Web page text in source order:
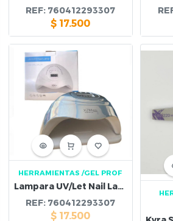
REF: 760412293307
$ 17.500
HERRAMIENTAS /GEL PROF
Lampara UV/Let Nail Lamp 168 w Blanco
REF: 760412293307
$ 17.500